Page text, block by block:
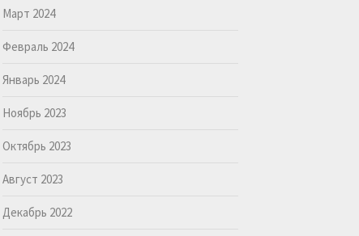
Март 2024
Февраль 2024
Январь 2024
Ноябрь 2023
Октябрь 2023
Август 2023
Декабрь 2022